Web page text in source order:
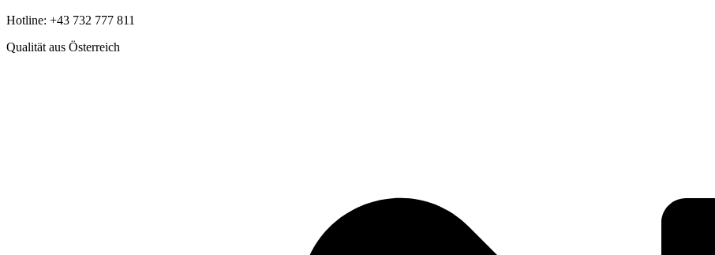
Hotline: +43 732 777 811
Qualität aus Österreich